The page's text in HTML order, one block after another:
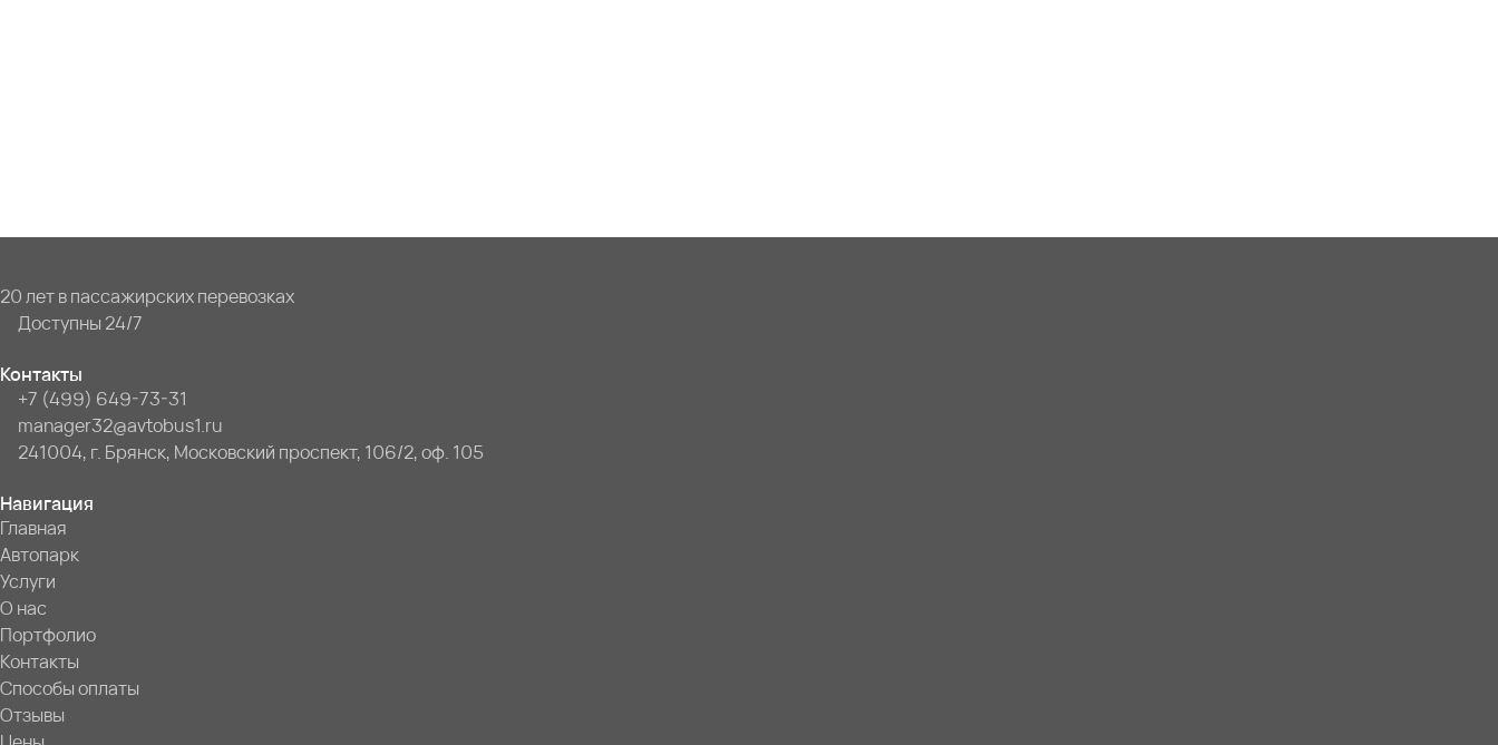
20 лет в пассажирских перевозках
Доступны 24/7
Контакты
+7 (499) 649-73-31
manager32@avtobus1.ru
241004, г. Брянск, Московский проспект, 106/2, оф. 105
Навигация
Главная
Автопарк
Услуги
О нас
Портфолио
Контакты
Способы оплаты
Отзывы